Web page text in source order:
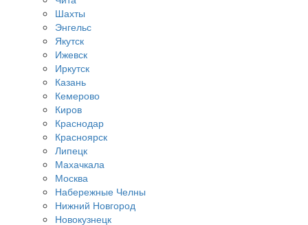
Шахты
Энгельс
Якутск
Ижевск
Иркутск
Казань
Кемерово
Киров
Краснодар
Красноярск
Липецк
Махачкала
Москва
Набережные Челны
Нижний Новгород
Новокузнецк